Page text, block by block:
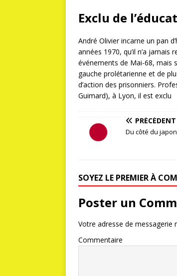
Exclu de
André Olivier incarne un pan
années 1970, qu’il n’a
événements de Mai-68, mais
gauche prolétarienne et de
d’action des prisonniers.
Guimard), à Lyon, il est exclu
PRÉCÉDENT
Du côté du
SOYEZ LE PREMIER À
Poster un
Votre adresse de messagerie
Commentaire